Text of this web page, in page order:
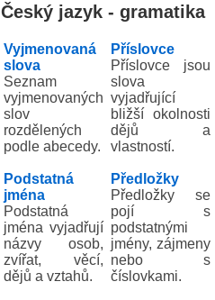
Český jazyk - gramatika
Vyjmenovaná
slova
Seznam
vyjmenovaných
slov
rozdělených
podle abecedy.
Podstatná
jména
Podstatná
jména vyjadřují
názvy osob,
zvířat, věcí,
dějů a vztahů.
Příslovce
Příslovce jsou
slova
vyjadřující
bližší okolnosti
dějů a
vlastností.
Předložky
Předložky se
pojí s
podstatnými
jmény, zájmeny
nebo s
číslovkami.